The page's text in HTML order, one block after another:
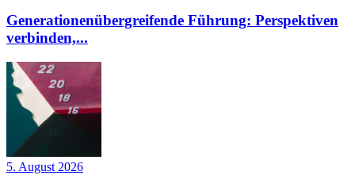
Generationenübergreifende Führung: Perspektiven
verbinden,...
5. August 2026